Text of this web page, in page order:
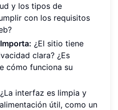
y los tipos de
con los requisitos
¿El sitio tiene
clara? ¿Es
cómo funciona su
¿La interfaz es limpia y
útil, como un